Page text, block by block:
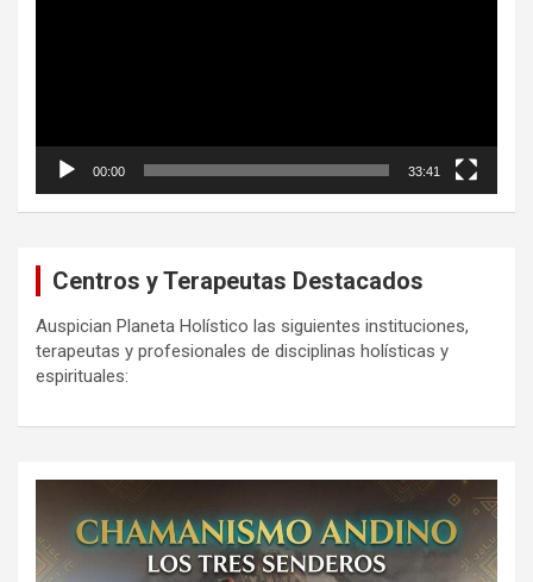
00:00 33:41
Centros y Terapeutas Destacados
Auspician Planeta Holístico las siguientes instituciones,
terapeutas y profesionales de disciplinas holísticas y
espirituales: